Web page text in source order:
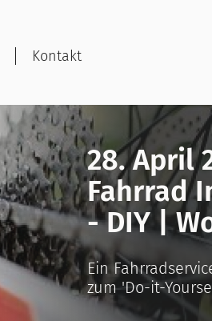
Kontakt
28. April
Fahrrad
- DIY |
Ein
zum 'Do-it-